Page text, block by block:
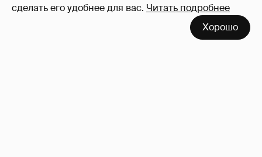
сделать его удобнее для вас. Читать подробнее
Хорошо